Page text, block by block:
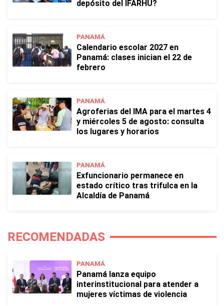
depósito del IFARHU?
PANAMÁ
Calendario escolar 2027 en
Panamá: clases inician el 22 de
febrero
PANAMÁ
Agroferias del IMA para el martes 4
y miércoles 5 de agosto: consulta
los lugares y horarios
PANAMÁ
Exfuncionario permanece en
estado crítico tras trifulca en la
Alcaldía de Panamá
RECOMENDADAS
PANAMÁ
Panamá lanza equipo
interinstitucional para atender a
mujeres víctimas de violencia